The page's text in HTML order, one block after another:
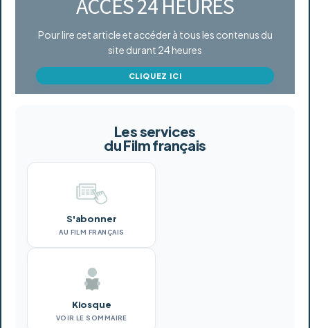
ACCÈS 24 HEURES
Pour lire cet article et accéder à tous les contenus du
site durant 24 heures
CLIQUEZ ICI
Les services
du Film français
S'abonner
AU FILM FRANÇAIS
Kiosque
VOIR LE SOMMAIRE